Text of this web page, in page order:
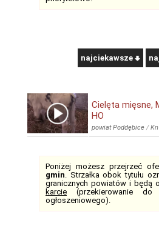
najciekawsze
Cielęta mięsne,
HO
powiat Poddębice /
Poniżej możesz przejrzeć
gmin. Strzałka obok tytułu
granicznych powiatów i będą
karcie (przekierowanie do
ogłoszeniowego).